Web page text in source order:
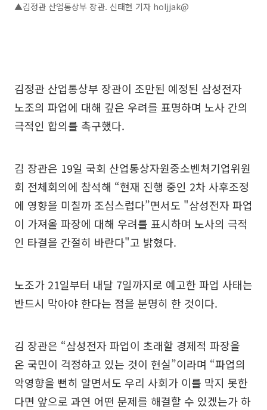
▲김정관 산업통상부 장관. 신태현 기자 holjjak@
김정관 산업통상부 장관이 조만된 예정된 삼성전자
노조의 파업에 대해 깊은 우려를 표명하며 노사 간의
극적인 합의를 촉구했다.
김 장관은 19일 국회 산업통상자원중소벤처기업위원
회 전체회의에 참석해 “현재 진행 중인 2차 사후조정
에 영향을 미칠까 조심스럽다”면서도 "삼성전자 파업
이 가져올 파장에 대해 우려를 표시하며 노사의 극적
인 타결을 간절히 바란다"고 밝혔다.
노조가 21일부터 내달 7일까지로 예고한 파업 사태는
반드시 막아야 한다는 점을 분명히 한 것이다.
김 장관은 “삼성전자 파업이 초래할 경제적 파장을
온 국민이 걱정하고 있는 것이 현실”이라며 “파업의
악영향을 뻔히 알면서도 우리 사회가 이를 막지 못한
다면 앞으로 과연 어떤 문제를 해결할 수 있겠는가 하